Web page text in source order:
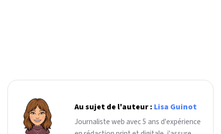
Au sujet de l'auteur : Lisa Guinot
Journaliste web avec 5 ans d'expérience